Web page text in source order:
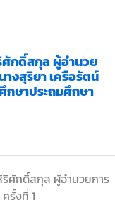
กดิ์สกุล ผู้อำนวย
างสุริยา เครือรัตน์
กษาประถมศึกษา